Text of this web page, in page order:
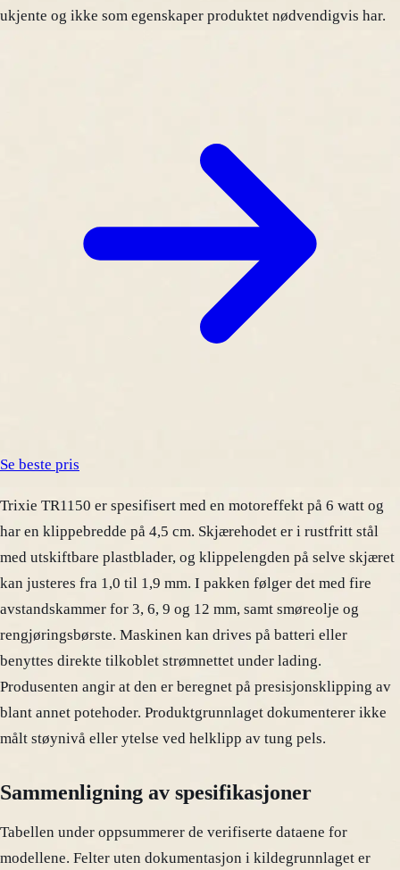
ukjente og ikke som egenskaper produktet nødvendigvis har.
Se beste pris
Trixie TR1150 er spesifisert med en motoreffekt på 6 watt og
har en klippebredde på 4,5 cm. Skjærehodet er i rustfritt stål
med utskiftbare plastblader, og klippelengden på selve skjæret
kan justeres fra 1,0 til 1,9 mm. I pakken følger det med fire
avstandskammer for 3, 6, 9 og 12 mm, samt smøreolje og
rengjøringsbørste. Maskinen kan drives på batteri eller
benyttes direkte tilkoblet strømnettet under lading.
Produsenten angir at den er beregnet på presisjonsklipping av
blant annet potehoder. Produktgrunnlaget dokumenterer ikke
målt støynivå eller ytelse ved helklipp av tung pels.
Sammenligning av spesifikasjoner
Tabellen under oppsummerer de verifiserte dataene for
modellene. Felter uten dokumentasjon i kildegrunnlaget er